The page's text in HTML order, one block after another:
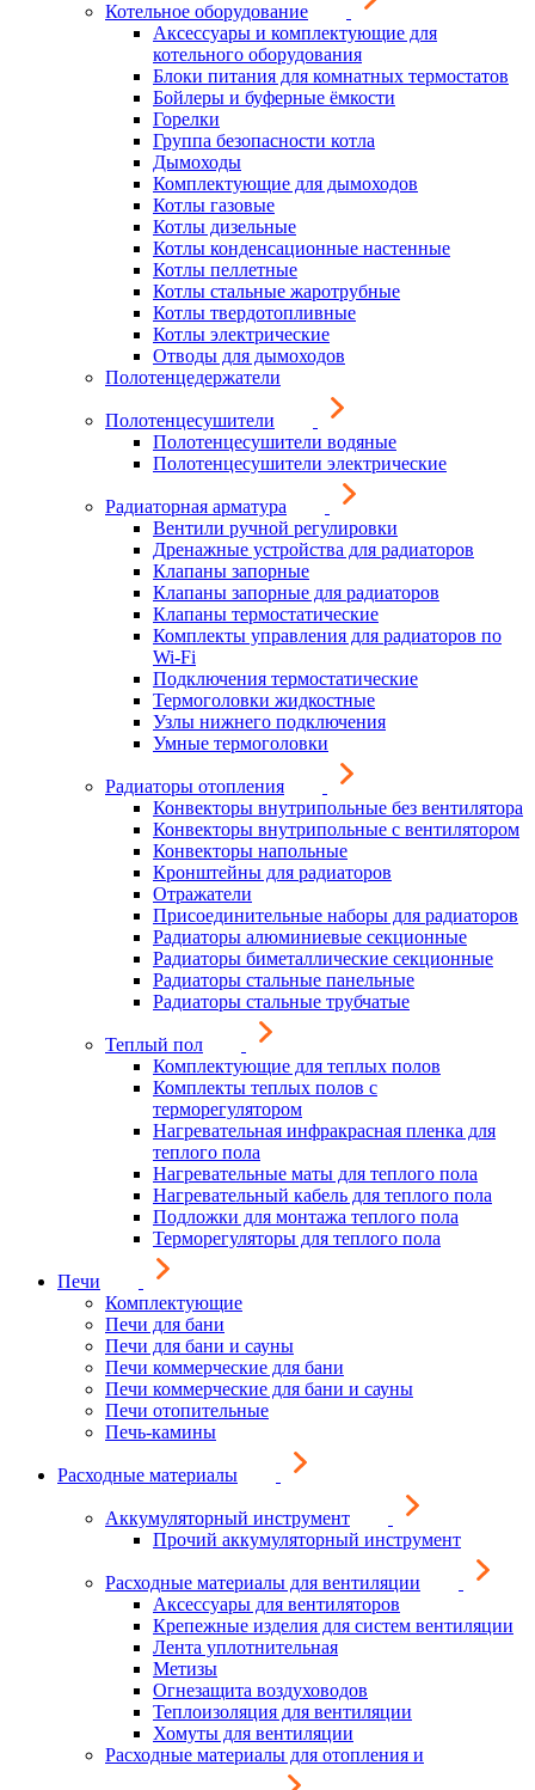
Котельное оборудование
Аксессуары и комплектующие для
котельного оборудования
Блоки питания для комнатных термостатов
Бойлеры и буферные ёмкости
Горелки
Группа безопасности котла
Дымоходы
Комплектующие для дымоходов
Котлы газовые
Котлы дизельные
Котлы конденсационные настенные
Котлы пеллетные
Котлы стальные жаротрубные
Котлы твердотопливные
Котлы электрические
Отводы для дымоходов
Полотенцедержатели
Полотенцесушители
Полотенцесушители водяные
Полотенцесушители электрические
Радиаторная арматура
Вентили ручной регулировки
Дренажные устройства для радиаторов
Клапаны запорные
Клапаны запорные для радиаторов
Клапаны термостатические
Комплекты управления для радиаторов по
Wi-Fi
Подключения термостатические
Термоголовки жидкостные
Узлы нижнего подключения
Умные термоголовки
Радиаторы отопления
Конвекторы внутрипольные без вентилятора
Конвекторы внутрипольные с вентилятором
Конвекторы напольные
Кронштейны для радиаторов
Отражатели
Присоединительные наборы для радиаторов
Радиаторы алюминиевые секционные
Радиаторы биметаллические секционные
Радиаторы стальные панельные
Радиаторы стальные трубчатые
Теплый пол
Комплектующие для теплых полов
Комплекты теплых полов с
терморегулятором
Нагревательная инфракрасная пленка для
теплого пола
Нагревательные маты для теплого пола
Нагревательный кабель для теплого пола
Подложки для монтажа теплого пола
Терморегуляторы для теплого пола
Печи
Комплектующие
Печи для бани
Печи для бани и сауны
Печи коммерческие для бани
Печи коммерческие для бани и сауны
Печи отопительные
Печь-камины
Расходные материалы
Аккумуляторный инструмент
Прочий аккумуляторный инструмент
Расходные материалы для вентиляции
Аксессуары для вентиляторов
Крепежные изделия для систем вентиляции
Лента уплотнительная
Метизы
Огнезащита воздуховодов
Теплоизоляция для вентиляции
Хомуты для вентиляции
Расходные материалы для отопления и